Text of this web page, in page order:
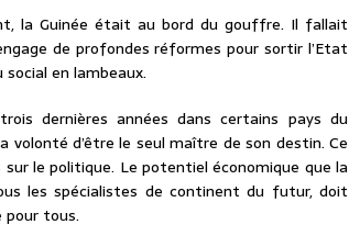
la Guinée était au bord du gouffre. Il fallait
de profondes réformes pour sortir l’Etat
en lambeaux.
dernières années dans certains pays du
volonté d’être le seul maître de son destin. Ce
sur le politique. Le potentiel économique que la
les spécialistes de continent du futur, doit
tous.